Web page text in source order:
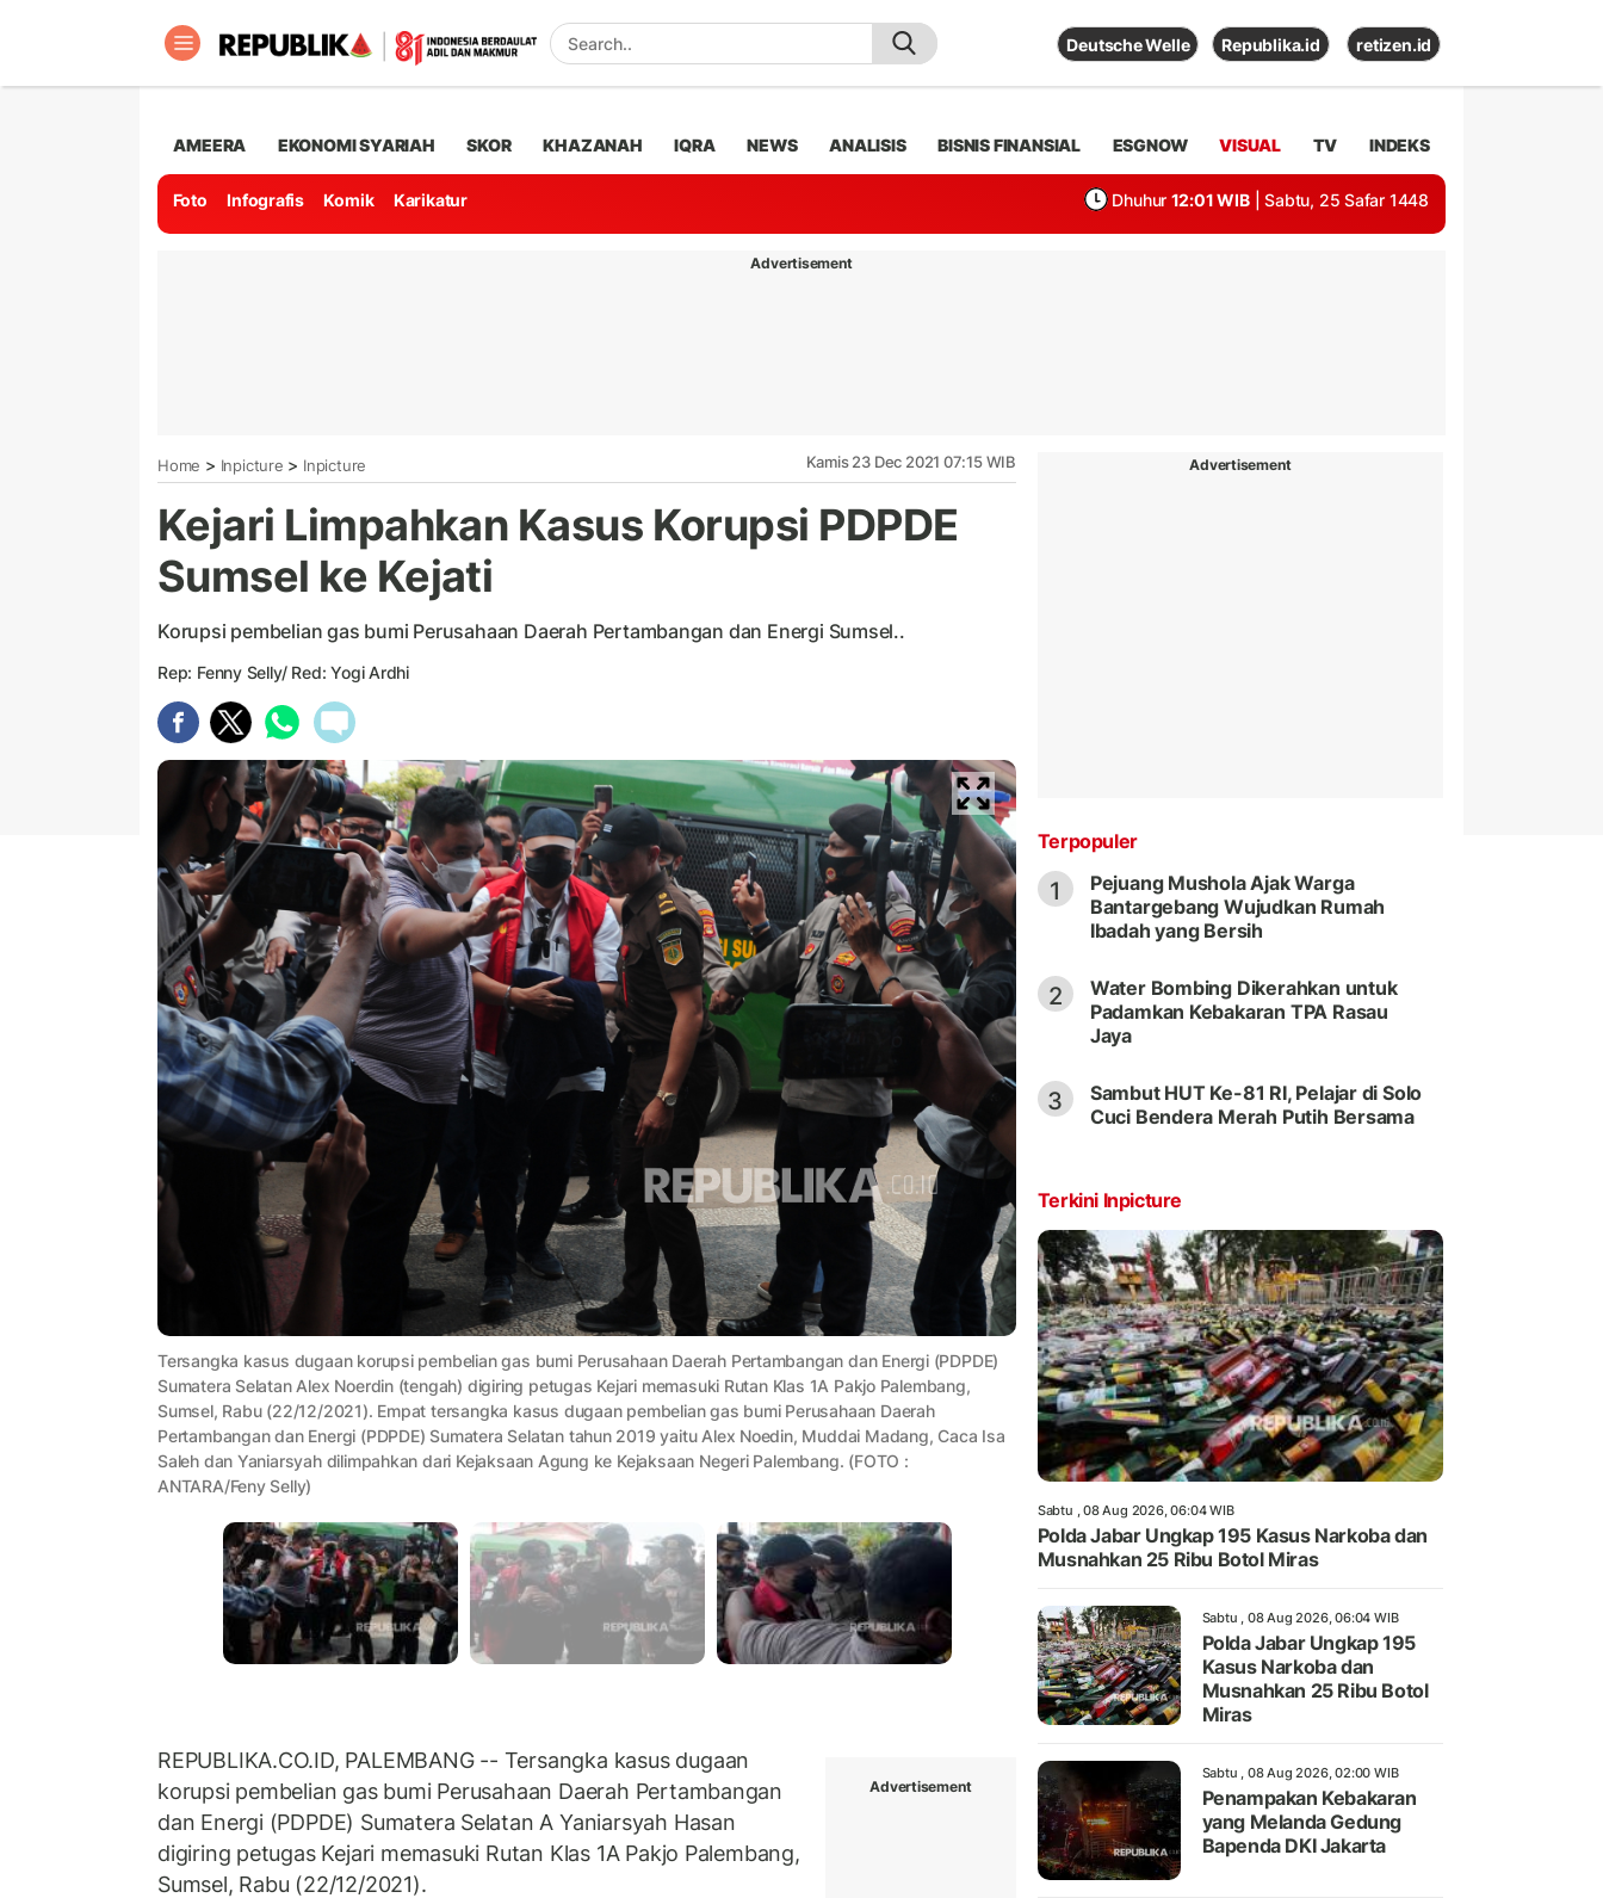
Deutsche Welle Republika.id retizen.id
AMEERA EKONOMI SYARIAH SKOR KHAZANAH IQRA NEWS ANALISIS BISNIS FINANSIAL ESGNOW VISUAL TV INDEKS
Foto Infografis Komik Karikatur Dhuhur 12:01 WIB | Sabtu, 25 Safar 1448
Advertisement
Home > Inpicture > Inpicture Kamis 23 Dec 2021 07:15 WIB
Kejari Limpahkan Kasus Korupsi PDPDE
Sumsel ke Kejati
Korupsi pembelian gas bumi Perusahaan Daerah Pertambangan dan Energi Sumsel..
Rep: Fenny Selly/ Red: Yogi Ardhi
Tersangka kasus dugaan korupsi pembelian gas bumi Perusahaan Daerah Pertambangan dan Energi (PDPDE)
Sumatera Selatan Alex Noerdin (tengah) digiring petugas Kejari memasuki Rutan Klas 1A Pakjo Palembang,
Sumsel, Rabu (22/12/2021). Empat tersangka kasus dugaan pembelian gas bumi Perusahaan Daerah
Pertambangan dan Energi (PDPDE) Sumatera Selatan tahun 2019 yaitu Alex Noedin, Muddai Madang, Caca Isa
Saleh dan Yaniarsyah dilimpahkan dari Kejaksaan Agung ke Kejaksaan Negeri Palembang. (FOTO :
ANTARA/Feny Selly)
REPUBLIKA.CO.ID, PALEMBANG -- Tersangka kasus dugaan
korupsi pembelian gas bumi Perusahaan Daerah Pertambangan
dan Energi (PDPDE) Sumatera Selatan A Yaniarsyah Hasan
digiring petugas Kejari memasuki Rutan Klas 1A Pakjo Palembang,
Sumsel, Rabu (22/12/2021).
Advertisement
Advertisement
Terpopuler
1
Pejuang Mushola Ajak Warga
Bantargebang Wujudkan Rumah
Ibadah yang Bersih
2
Water Bombing Dikerahkan untuk
Padamkan Kebakaran TPA Rasau
Jaya
3
Sambut HUT Ke-81 RI, Pelajar di Solo
Cuci Bendera Merah Putih Bersama
Terkini Inpicture
Sabtu , 08 Aug 2026, 06:04 WIB
Polda Jabar Ungkap 195 Kasus Narkoba dan
Musnahkan 25 Ribu Botol Miras
Sabtu , 08 Aug 2026, 06:04 WIB
Polda Jabar Ungkap 195
Kasus Narkoba dan
Musnahkan 25 Ribu Botol
Miras
Sabtu , 08 Aug 2026, 02:00 WIB
Penampakan Kebakaran
yang Melanda Gedung
Bapenda DKI Jakarta